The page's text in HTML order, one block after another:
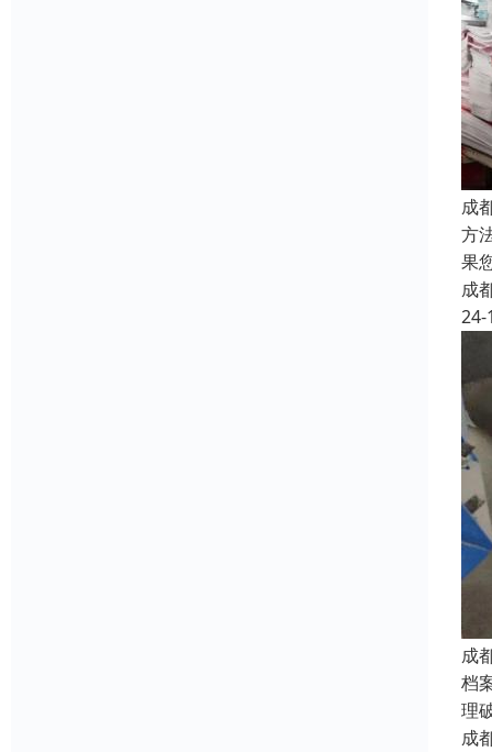
成
方
果
成
24-
成
档
理
成